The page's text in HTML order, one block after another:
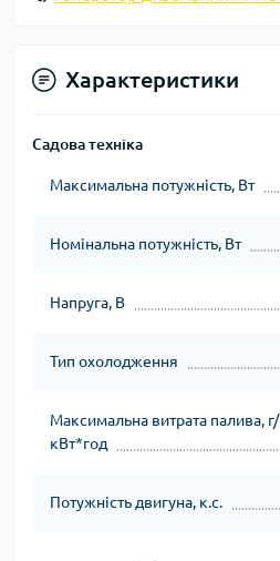
Характеристики
Садова техніка
Максимальна потужність, Вт
Номінальна потужність, Вт
Напруга, В
Тип охолодження
Максимальна витрата палива, г/
кВт*год
Потужність двигуна, к.с.